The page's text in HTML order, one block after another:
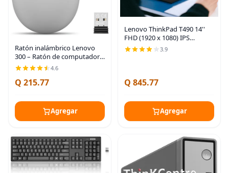
Ratón inalámbrico Lenovo
300 – Ratón de computadora
para PC, portátil con
ambidiestro – Receptor Nano
de
4.6
Q 215.77
Agregar
Lenovo ThinkPad T490 14''
FHD (1920 x 1080) IPS
Computadora Portátil de
Negocios, Computadora
3.9
Q 845.77
Agregar